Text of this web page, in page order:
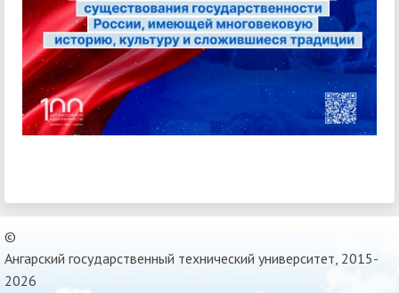
©
Ангарский государственный технический университет, 2015-
2026